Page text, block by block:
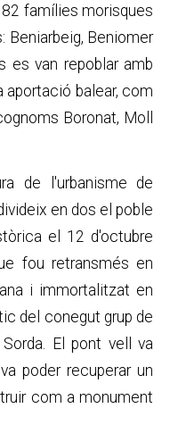
famílies morisques
Beniarbeig, Beniomer
es van repoblar amb
aportació balear, com
Boronat, Moll
de l'urbanisme de
en dos el poble
el 12 d'octubre
fou retransmés en
i immortalitzat en
del conegut grup de
El pont vell va
poder recuperar un
com a monument